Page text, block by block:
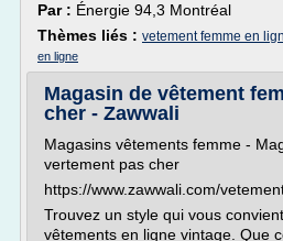
Par : Énergie 94,3 Montréal
Thèmes liés : vetement femme en
en ligne
Magasin de vêtement
cher - Zawwali
Magasins vêtements femme -
vertement pas cher
https://www.zawwali.com/
Trouvez un style qui vous
vêtements en ligne vintage. Que